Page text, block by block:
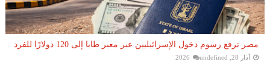
مصر ترفع رسوم دخول الإسرائيليين عبر معبر طابا إلى 120 دولارًا للفرد
أذار 28, 2026 undefined